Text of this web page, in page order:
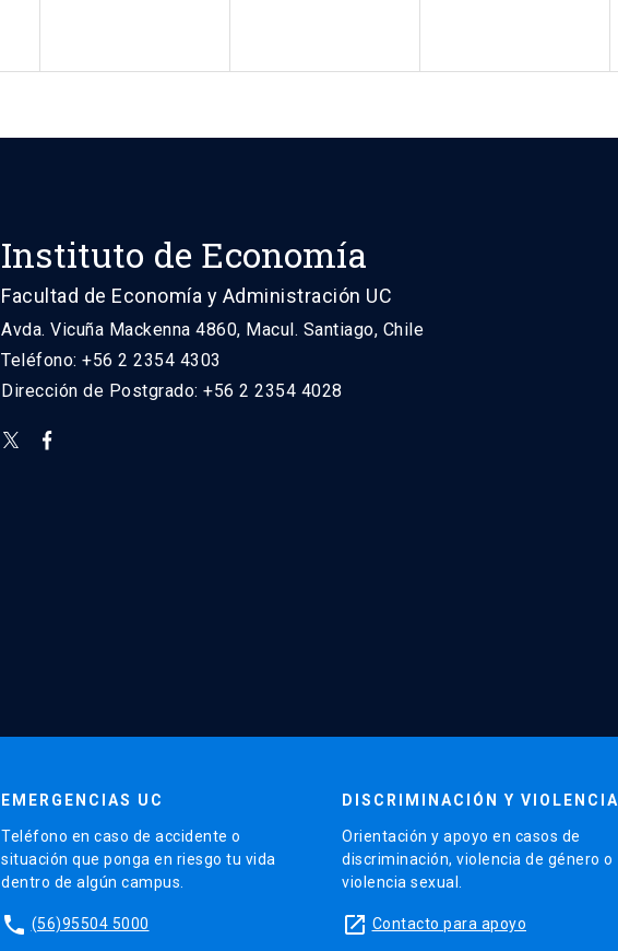
Instituto de Economía
Facultad de Economía y Administración UC
Avda. Vicuña Mackenna 4860, Macul. Santiago, Chile
Teléfono: +56 2 2354 4303
Dirección de Postgrado: +56 2 2354 4028
EMERGENCIAS UC
Teléfono en caso de accidente o
situación que ponga en riesgo tu vida
dentro de algún campus.
phone (56)95504 5000
DISCRIMINACIÓN Y VIOLENCIA
Orientación y apoyo en casos de
discriminación, violencia de género o
violencia sexual.
launch Contacto para apoyo